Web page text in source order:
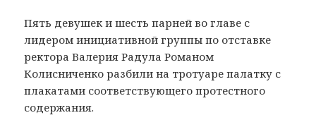
Пять девушек и шесть парней во главе с
лидером инициативной группы по отставке
ректора Валерия Радула Романом
Колисниченко разбили на тротуаре палатку с
плакатами соответствующего протестного
содержания.